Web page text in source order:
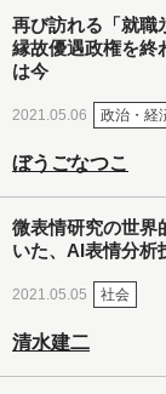
再び訪れる「就職
縁故優遇政権を終
は今
2021.05.06 政治・経
ぼうごなつこ
微表情研究の世界
いた、AI表情分析
2021.05.05 社会
清水建二